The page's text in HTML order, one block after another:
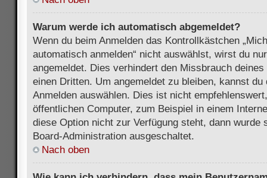
Warum werde ich automatisch abgemeldet?
Wenn du beim Anmelden das Kontrollkästchen
automatisch anmelden“ nicht auswählst, wirst du
angemeldet. Dies verhindert den Missbrauch
einen Dritten. Um angemeldet zu bleiben, kannst
Anmelden auswählen. Dies ist nicht
öffentlichen Computer, zum Beispiel in einem
diese Option nicht zur Verfügung steht, dann wurde
Board-Administration ausgeschaltet.
Nach oben